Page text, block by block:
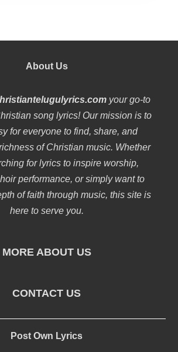
About Us
your go-to
song lyrics! Our mission is to
for everyone to find, share, and
of Christian music. Whether
for lyrics to inspire worship,
performance, or simply want to
of faith through music, this site is
here to serve you.
MORE ABOUT US
CONTACT US
Post Own Lyrics